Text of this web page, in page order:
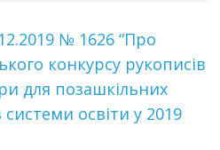
№ 1626 “Про
конкурсу рукописів
для позашкільних
освіти у 2019